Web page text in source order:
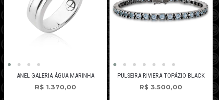
ANEL GALERIA ÁGUA MARINHA
R$ 1.370,00
PULSEIRA RIVIERA TOPÁZIO BLACK
R$ 3.500,00